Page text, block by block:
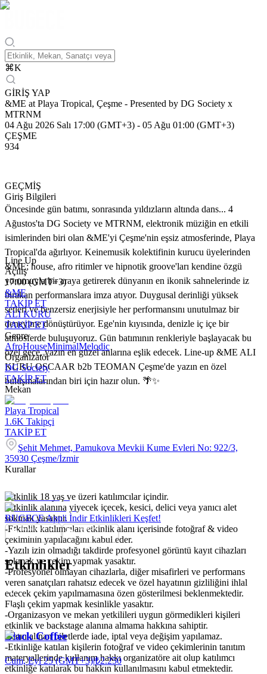
⌘K
GİRİŞ YAP
&ME at Playa Tropical, Çeşme - Presented by DG Society x
MTRNM
04 Ağu 2026 Salı 17:00 (GMT+3) - 05 Ağu 01:00 (GMT+3)
ÇEŞME
934
GEÇMİŞ
Giriş Bilgileri
Öncesinde gün batımı, sonrasında yıldızların altında dans... 4
Ağustos'ta DG Society ve MTRNM, elektronik müziğin en etkili
isimlerinden biri olan &ME'yi Çeşme'nin eşsiz atmosferinde, Playa
Tropical'da ağırlıyor. Keinemusik kolektifinin kurucu üyelerinden
&ME; house, afro ritimler ve hipnotik groove'ları kendine özgü
yorumuyla bir araya getirerek dünyanın en ikonik sahnelerinde iz
bırakan performanslara imza atıyor. Duygusal derinliği yüksek
setleri ve benzersiz enerjisiyle her performansını unutulmaz bir
deneyime dönüştürüyor. Ege'nin kıyısında, denizle iç içe bir
atmosferde buluşuyoruz. Gün batımının renkleriyle başlayacak bu
özel gece, yazın en güzel anlarına eşlik edecek. Line-up &ME ALI
KURU OSCAAR b2b TEOMAN Çeşme'de yazın en özel
buluşmalarından biri için hazır olun. 🌴✨
Line Up
Açılış
17:00 (GMT+3)
&ME
TAKİP ET
ALI KURU
TAKİP ET
Genre
AfroHouseMinimalMelodic
Organizatör
DG Society
TAKİP ET
Mekan
Playa Tropical
1.6K Takipçi
TAKİP ET
Şehit Mehmet, Pamukova Mevkii Kume Evleri No: 922/3,
35930 Çeşme/İzmir
Kurallar
-Etkinlik 18 yaş ve üzeri katılımcılar içindir.
-Etkinlik alanına yiyecek içecek, kesici, delici veya yanıcı alet
sokmak yasaktır.
-Etkinlik katılımcıları etkinlik alanı içerisinde fotoğraf & video
çekiminin yapılacağını kabul eder.
-Yazılı izin olmadığı takdirde profesyonel görüntü kayıt cihazları
sokmak ve çekim yapmak yasaktır.
-Profesyonel olmayan cihazlarla, diğer misafirleri ve performans
veren sanatçıları rahatsız edecek ve özel hayatının gizliliğini ihlal
edecek çekim yapılmamasına özen gösterilmesi beklenmektedir.
Flaşlı çekim yapmak kesinlikle yasaktır.
-Organizasyon ve mekan yetkilileri uygun görmedikleri kişileri
etkinlik ve backstage alanına almama hakkına sahiptir.
-Satın alınan biletlerde iade, iptal veya değişim yapılamaz.
-Etkinliğe katılan kişilerin fotoğraf ve video çekimlerinin tanıtım
materyallerinde kullanım hakkı organizatöre ait olup katılımcı
etkinliğe katılarak bu hakkın kullanılmasını kabul etmektedir.
BUGECE App'i İndir Etkinlikleri Keşfet!
Etkinlikler
Black Coffee
Cum, Eyl 25 (GMT+3)|₺2.250